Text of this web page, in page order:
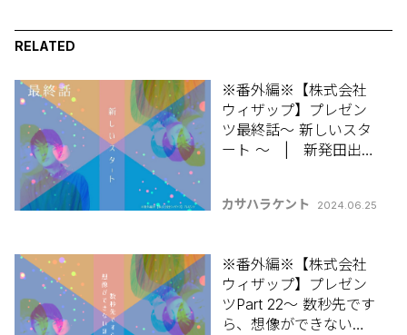
RELATED
※番外編※【株式会社
ウィザップ】プレゼン
ツ最終話～ 新しいスタ
ート ～ | 新発田出身
んですか？】
カサハラケント 2024.06.25
※番外編※【株式会社
ウィザップ】プレゼン
ツPart 22～ 数秒先です
ら、想像ができないほ